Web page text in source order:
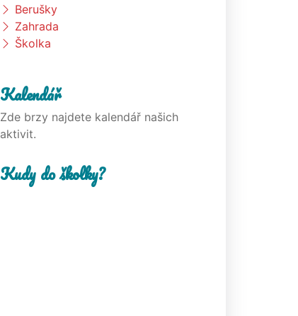
Berušky
Zahrada
Školka
Kalendář
Zde brzy najdete kalendář našich
aktivit.
Kudy do školky?